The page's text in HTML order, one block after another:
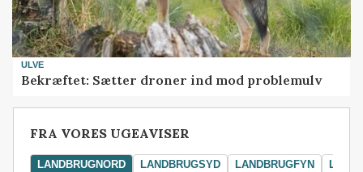
ULVE
Bekræftet: Sætter droner ind mod problemulv
FRA VORES UGEAVISER
LANDBRUGNORD LANDBRUGSYD LANDBRUGFYN